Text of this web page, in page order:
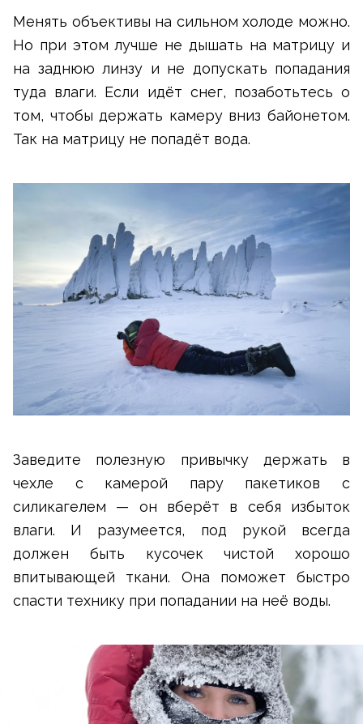
Менять объективы на сильном холоде можно.
Но при этом лучше не дышать на матрицу и
на заднюю линзу и не допускать попадания
туда влаги. Если идёт снег, позаботьтесь о
том, чтобы держать камеру вниз байонетом.
Так на матрицу не попадёт вода.
Заведите полезную привычку держать в
чехле с камерой пару пакетиков с
силикагелем — он вберёт в себя избыток
влаги. И разумеется, под рукой всегда
должен быть кусочек чистой хорошо
впитывающей ткани. Она поможет быстро
спасти технику при попадании на неё воды.